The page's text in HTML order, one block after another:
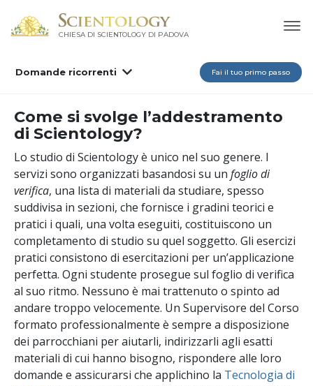
CHIESA DI SCIENTOLOGY DI PADOVA
Domande ricorrenti Fai il tuo primo passo
Come si svolge l’addestramento
di Scientology?
Lo studio di Scientology è unico nel suo genere. I
servizi sono organizzati basandosi su un foglio di
verifica, una lista di materiali da studiare, spesso
suddivisa in sezioni, che fornisce i gradini teorici e
pratici i quali, una volta eseguiti, costituiscono un
completamento di studio su quel soggetto. Gli esercizi
pratici consistono di esercitazioni per un’applicazione
perfetta. Ogni studente prosegue sul foglio di verifica
al suo ritmo. Nessuno è mai trattenuto o spinto ad
andare troppo velocemente. Un Supervisore del Corso
formato professionalmente è sempre a disposizione
dei parrocchiani per aiutarli, indirizzarli agli esatti
materiali di cui hanno bisogno, rispondere alle loro
domande e assicurarsi che applichino la Tecnologia di